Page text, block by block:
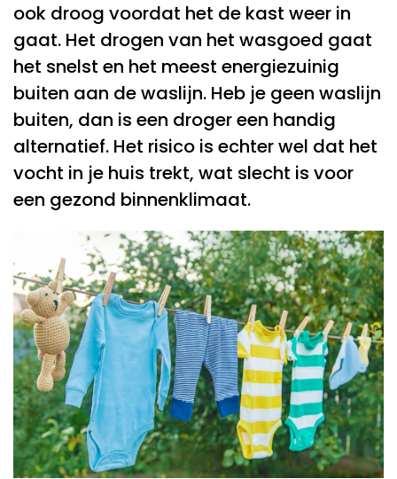
ook droog voordat het de kast weer in
gaat. Het drogen van het wasgoed gaat
het snelst en het meest energiezuinig
buiten aan de waslijn. Heb je geen waslijn
buiten, dan is een droger een handig
alternatief. Het risico is echter wel dat het
vocht in je huis trekt, wat slecht is voor
een gezond binnenklimaat.